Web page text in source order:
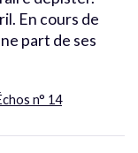
En cours de
part de ses
n° 14